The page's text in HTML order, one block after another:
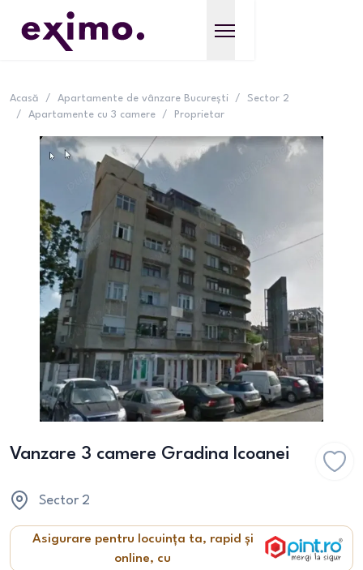
Acasă / Apartamente de vânzare București /
Sector 2
/
Apartamente cu 3 camere / Proprietar
Vanzare 3 camere Gradina Icoanei
Sector 2
Asigurare pentru locuința ta, rapid și
online, cu